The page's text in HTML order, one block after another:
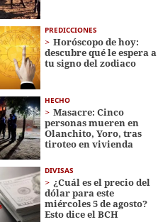
PREDICCIONES
Horóscopo de hoy:
descubre qué le espera a
tu signo del zodiaco
HECHO
Masacre: Cinco
personas mueren en
Olanchito, Yoro, tras
tiroteo en vivienda
DIVISAS
¿Cuál es el precio del
dólar para este
miércoles 5 de agosto?
Esto dice el BCH